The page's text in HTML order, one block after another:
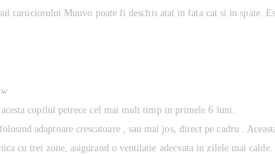
Muuvo poate fi deschis atat in fata cat si in spate.
copilul petrece cel mai mult timp in primele 6 luni.
adaptoare crescatoare , sau mai jos, direct pe cadru .
cu trei zone, asigurand o ventilatie adecvata in zilele mai calde.